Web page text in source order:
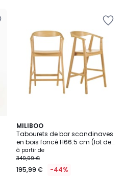
MILIBOO
Tabourets de bar scandinaves
en bois foncé H66.5 cm (lot de
2) BAHIA
à partir de
349,99 €
195,99 € -44%
3
Couleurs